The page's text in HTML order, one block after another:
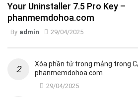
Your Uninstaller 7.5 Pro Key –
phanmemdohoa.com
By admin 29/04/2025
Xóa phần tử trong mảng trong
phanmemdohoa.com
29/04/2025